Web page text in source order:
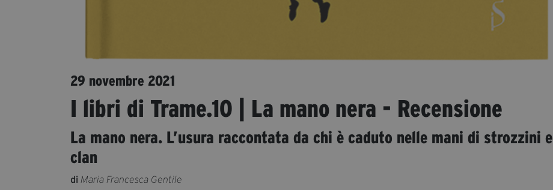
29 novembre 2021
I libri di Trame.10 | La mano nera - Recensione
La mano nera. L’usura raccontata da chi è caduto nelle mani di strozzini e
clan
di Maria Francesca Gentile